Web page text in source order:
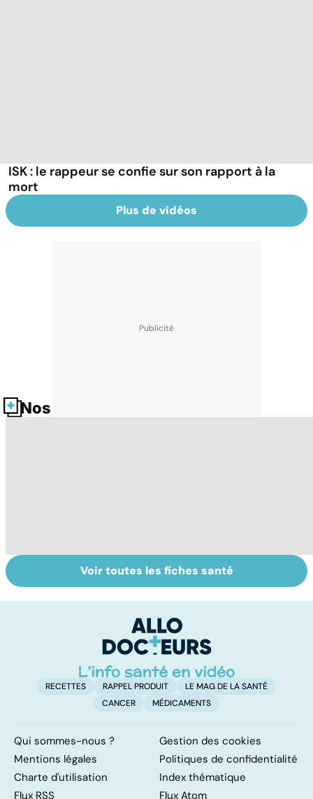
ISK : le rappeur se confie sur son rapport à la
mort
Plus de vidéos
Nos fiches santé
La tuberculose
pulmonaire
Tout savoir sur
les infections
Voir toutes les fiches santé
RECETTES RAPPEL PRODUIT
LE MAG DE LA SANTÉ
CANCER
MÉDICAMENTS
Qui sommes-nous ?
Gestion des cookies
Mentions légales
Politiques de confidentialité
Charte d'utilisation
Index thématique
Flux RSS
Flux Atom